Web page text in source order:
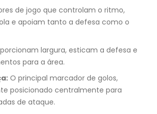
de jogo que controlam o ritmo,
e apoiam tanto a defesa como o
largura, esticam a defesa e
para a área.
O principal marcador de golos,
posicionado centralmente para
de ataque.